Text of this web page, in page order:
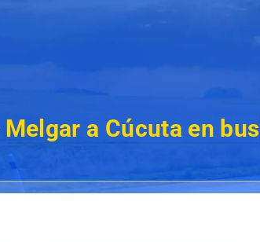
Melgar a Cúcuta en bus